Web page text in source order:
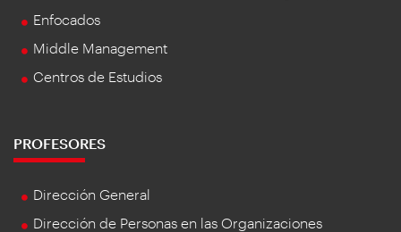
Enfocados
Middle Management
Centros de Estudios
PROFESORES
Dirección General
Dirección de Personas en las Organizaciones